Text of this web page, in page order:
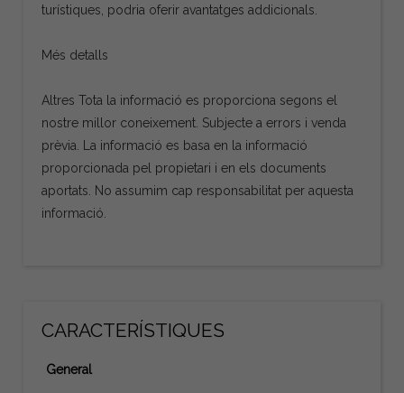
turístiques, podria oferir avantatges addicionals.
Més detalls
Altres Tota la informació es proporciona segons el
nostre millor coneixement. Subjecte a errors i venda
prèvia. La informació es basa en la informació
proporcionada pel propietari i en els documents
aportats. No assumim cap responsabilitat per aquesta
informació.
CARACTERÍSTIQUES
General